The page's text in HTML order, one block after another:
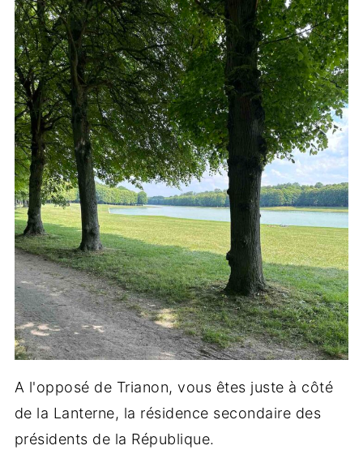
A l'opposé de Trianon, vous êtes juste à côté
de la Lanterne, la résidence secondaire des
présidents de la République.